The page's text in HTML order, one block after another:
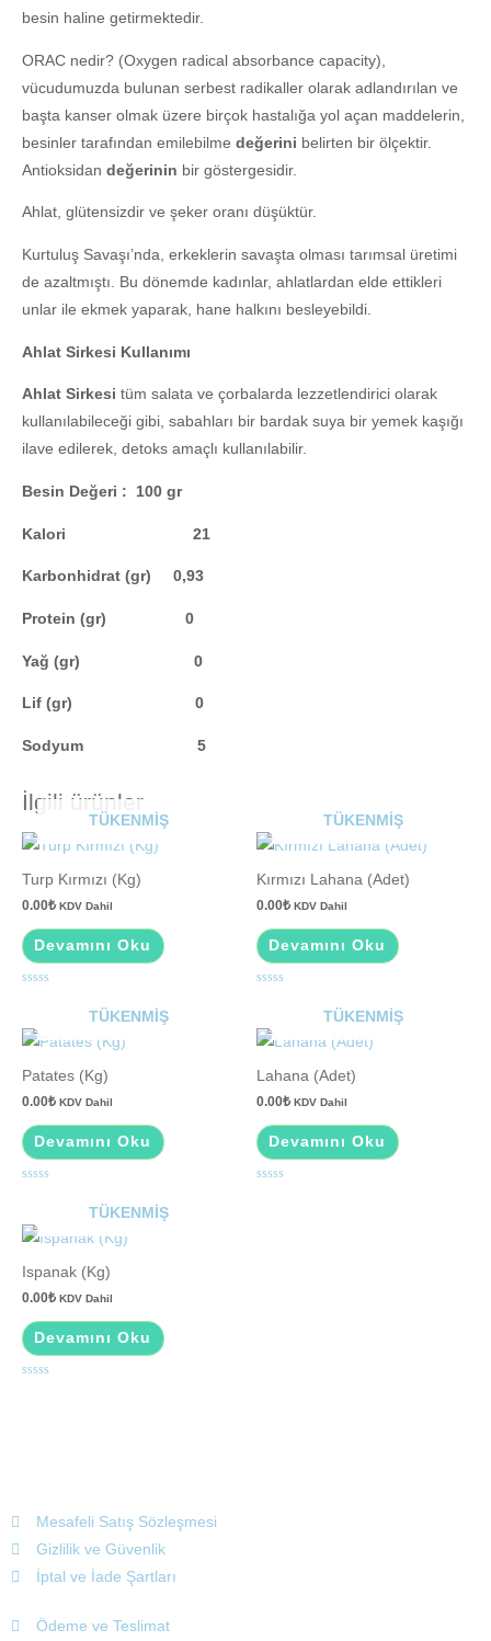
besin haline getirmektedir.
ORAC nedir? (Oxygen radical absorbance capacity),
vücudumuzda bulunan serbest radikaller olarak adlandırılan ve
başta kanser olmak üzere birçok hastalığa yol açan maddelerin,
besinler tarafından emilebilme değerini belirten bir ölçektir.
Antioksidan değerinin bir göstergesidir.
Ahlat, glütensizdir ve şeker oranı düşüktür.
Kurtuluş Savaşı’nda, erkeklerin savaşta olması tarımsal üretimi
de azaltmıştı. Bu dönemde kadınlar, ahlatlardan elde ettikleri
unlar ile ekmek yaparak, hane halkını besleyebildi.
Ahlat Sirkesi Kullanımı
Ahlat Sirkesi tüm salata ve çorbalarda lezzetlendirici olarak
kullanılabileceği gibi, sabahları bir bardak suya bir yemek kaşığı
ilave edilerek, detoks amaçlı kullanılabilir.
Besin Değeri : 100 gr
Kalori 21
Karbonhidrat (gr) 0,93
Protein (gr) 0
Yağ (gr) 0
Lif (gr) 0
Sodyum 5
İlgili ürünler
TÜKENMIŞ
Turp Kırmızı (Kg)
0.00₺ KDV Dahil
Devamını Oku
oy
aldı
TÜKENMIŞ
Kırmızı Lahana (Adet)
0.00₺ KDV Dahil
Devamını Oku
oy
aldı
TÜKENMIŞ
Patates (Kg)
0.00₺ KDV Dahil
Devamını Oku
oy
aldı
TÜKENMIŞ
Lahana (Adet)
0.00₺ KDV Dahil
Devamını Oku
TÜKENMIŞ
Ispanak (Kg)
0.00₺ KDV Dahil
Devamını Oku
Mesafeli Satış Sözleşmesi
Gizlilik ve Güvenlik
İptal ve İade Şartları
Ödeme ve Teslimat